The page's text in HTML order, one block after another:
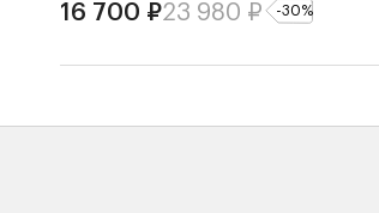
16 700 ₽23 980 ₽ -30%